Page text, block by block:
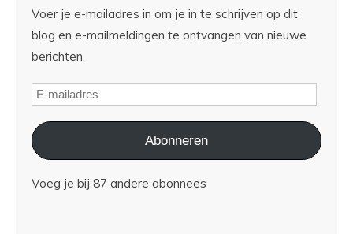
Voer je e-mailadres in om je in te schrijven op dit
blog en e-mailmeldingen te ontvangen van nieuwe
berichten.
Abonneren
Voeg je bij 87 andere abonnees